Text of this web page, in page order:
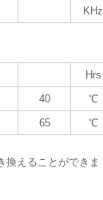
KHz
Hrs
40
℃
65 ℃
換えることができま